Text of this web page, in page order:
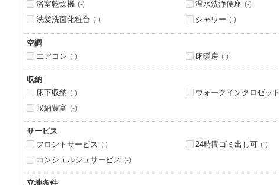
浴室乾燥機 (-) 温水洗浄便座 (-)
洗髪洗面化粧台 (-) シャワー (-)
空調
エアコン (-) 床暖房 (-)
収納
床下収納 (-) ウォークインクロゼット
収納豊富 (-)
サービス
フロントサービス (-) 24時間ゴミ出し可 (-)
コンシェルジュサービス (-)
立地条件